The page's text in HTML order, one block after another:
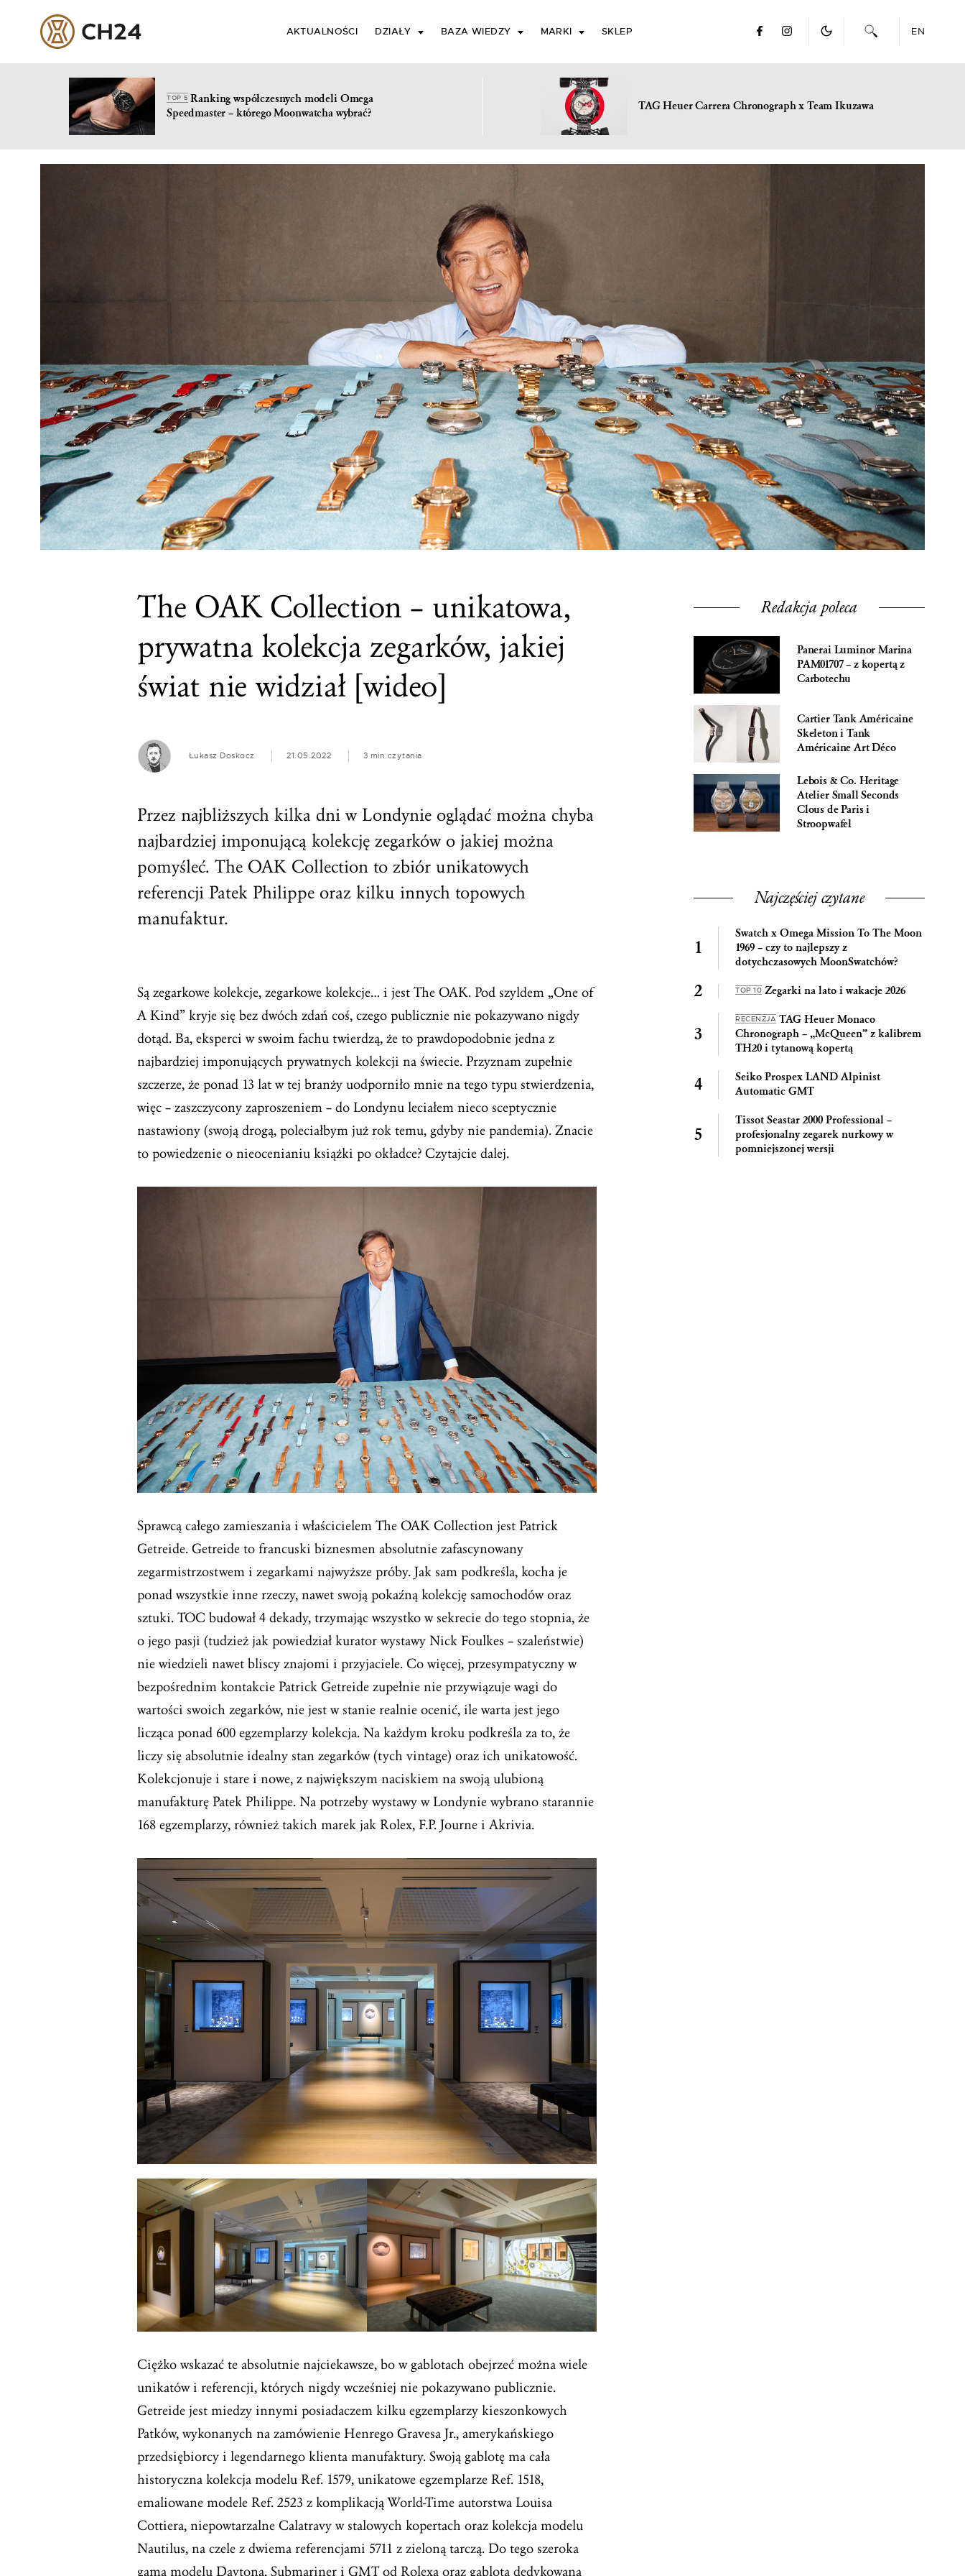
AKTUALNOŚCI DZIAŁY BAZA WIEDZY MARKI SKLEP EN
TOP 5Ranking współczesnych modeli Omega
Speedmaster – którego Moonwatcha wybrać?
TAG Heuer Carrera Chronograph x Team Ikuzawa
The OAK Collection – unikatowa,
prywatna kolekcja zegarków, jakiej
świat nie widział [wideo]
Łukasz Doskocz 21.05.2022 3 min.czytania
Przez najbliższych kilka dni w Londynie oglądać można chyba
najbardziej imponującą kolekcję zegarków o jakiej można
pomyśleć. The OAK Collection to zbiór unikatowych
referencji Patek Philippe oraz kilku innych topowych
manufaktur.
Są zegarkowe kolekcje, zegarkowe kolekcje… i jest The OAK. Pod szyldem „One of
A Kind” kryje się bez dwóch zdań coś, czego publicznie nie pokazywano nigdy
dotąd. Ba, eksperci w swoim fachu twierdzą, że to prawdopodobnie jedna z
najbardziej imponujących prywatnych kolekcji na świecie. Przyznam zupełnie
szczerze, że ponad 13 lat w tej branży uodporniło mnie na tego typu stwierdzenia,
więc – zaszczycony zaproszeniem – do Londynu leciałem nieco sceptycznie
nastawiony (swoją drogą, poleciałbym już rok temu, gdyby nie pandemia). Znacie
to powiedzenie o nieocenianiu książki po okładce? Czytajcie dalej.
Sprawcą całego zamieszania i właścicielem The OAK Collection jest Patrick
Getreide. Getreide to francuski biznesmen absolutnie zafascynowany
zegarmistrzostwem i zegarkami najwyższe próby. Jak sam podkreśla, kocha je
ponad wszystkie inne rzeczy, nawet swoją pokaźną kolekcję samochodów oraz
sztuki. TOC budował 4 dekady, trzymając wszystko w sekrecie do tego stopnia, że
o jego pasji (tudzież jak powiedział kurator wystawy Nick Foulkes – szaleństwie)
nie wiedzieli nawet bliscy znajomi i przyjaciele. Co więcej, przesympatyczny w
bezpośrednim kontakcie Patrick Getreide zupełnie nie przywiązuje wagi do
wartości swoich zegarków, nie jest w stanie realnie ocenić, ile warta jest jego
licząca ponad 600 egzemplarzy kolekcja. Na każdym kroku podkreśla za to, że
liczy się absolutnie idealny stan zegarków (tych vintage) oraz ich unikatowość.
Kolekcjonuje i stare i nowe, z największym naciskiem na swoją ulubioną
manufakturę Patek Philippe. Na potrzeby wystawy w Londynie wybrano starannie
168 egzemplarzy, również takich marek jak Rolex, F.P. Journe i Akrivia.
Ciężko wskazać te absolutnie najciekawsze, bo w gablotach obejrzeć można wiele
unikatów i referencji, których nigdy wcześniej nie pokazywano publicznie.
Getreide jest miedzy innymi posiadaczem kilku egzemplarzy kieszonkowych
Patków, wykonanych na zamówienie Henrego Gravesa Jr., amerykańskiego
przedsiębiorcy i legendarnego klienta manufaktury. Swoją gablotę ma cała
historyczna kolekcja modelu Ref. 1579, unikatowe egzemplarze Ref. 1518,
emaliowane modele Ref. 2523 z komplikacją World-Time autorstwa Louisa
Cottiera, niepowtarzalne Calatravy w stalowych kopertach oraz kolekcja modelu
Nautilus, na czele z dwiema referencjami 5711 z zieloną tarczą. Do tego szeroka
gama modelu Daytona, Submariner i GMTod Rolexa oraz gablota dedykowana
Redakcja poleca
Panerai Luminor Marina
PAM01707 – z kopertą z
Carbotechu
Cartier Tank Américaine
Skeleton i Tank
Américaine Art Déco
Lebois & Co. Heritage
Atelier Small Seconds
Clous de Paris i
Stroopwafel
Najczęściej czytane
Swatch x Omega Mission To The Moon
1969 – czy to najlepszy z
dotychczasowych MoonSwatchów?
TOP 10 Zegarki na lato i wakacje 2026
RECENZJA TAG Heuer Monaco
Chronograph – „McQueen” z kalibrem
TH20 i tytanową kopertą
Seiko Prospex LAND Alpinist
Automatic GMT
Tissot Seastar 2000 Professional –
profesjonalny zegarek nurkowy w
pomniejszonej wersji